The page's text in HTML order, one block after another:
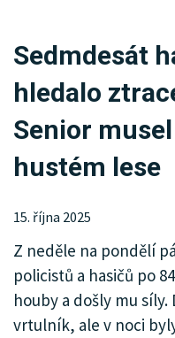
KRIMI
SPORT
KULTURA
SPOLEČNOST
Sedmdesát
hledalo
Senior
hustém lese
15. října 2025
Z neděle na pondělí
policistů a hasičů po
houby a došly mu
vrtulník, ale v noci